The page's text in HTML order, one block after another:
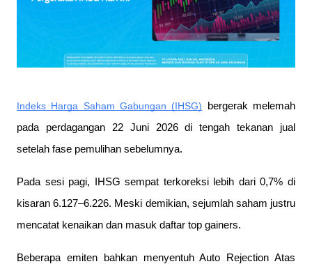
Indeks Harga Saham Gabungan (IHSG) bergerak melemah
pada perdagangan 22 Juni 2026 di tengah tekanan jual
setelah fase pemulihan sebelumnya.
Pada sesi pagi, IHSG sempat terkoreksi lebih dari 0,7% di
kisaran 6.127–6.226. Meski demikian, sejumlah saham justru
mencatat kenaikan dan masuk daftar top gainers.
Beberapa emiten bahkan menyentuh Auto Rejection Atas